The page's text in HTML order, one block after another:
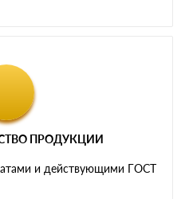
ПРОДУКЦИИ
и действующими ГОСТ